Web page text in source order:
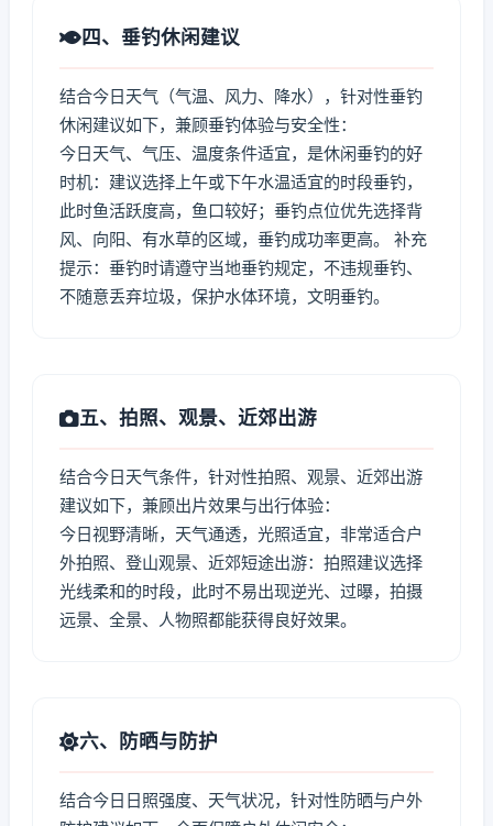
四、垂钓休闲建议
结合今日天气（气温、风力、降水），针对性垂钓
休闲建议如下，兼顾垂钓体验与安全性：
今日天气、气压、温度条件适宜，是休闲垂钓的好
时机：建议选择上午或下午水温适宜的时段垂钓，
此时鱼活跃度高，鱼口较好；垂钓点位优先选择背
风、向阳、有水草的区域，垂钓成功率更高。 补充
提示：垂钓时请遵守当地垂钓规定，不违规垂钓、
不随意丢弃垃圾，保护水体环境，文明垂钓。
五、拍照、观景、近郊出游
结合今日天气条件，针对性拍照、观景、近郊出游
建议如下，兼顾出片效果与出行体验：
今日视野清晰，天气通透，光照适宜，非常适合户
外拍照、登山观景、近郊短途出游：拍照建议选择
光线柔和的时段，此时不易出现逆光、过曝，拍摄
远景、全景、人物照都能获得良好效果。
六、防晒与防护
结合今日日照强度、天气状况，针对性防晒与户外